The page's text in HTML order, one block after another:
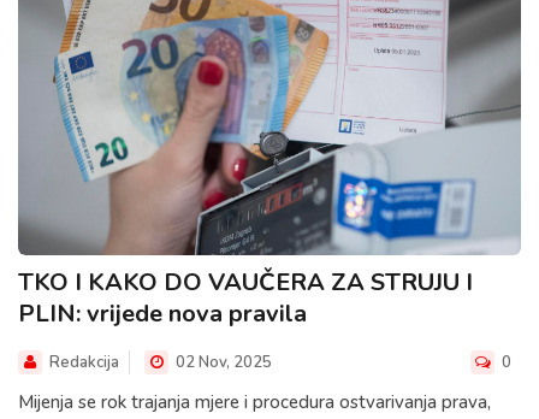
TKO I KAKO DO VAUČERA ZA STRUJU I
PLIN: vrijede nova pravila
Redakcija 02 Nov, 2025 0
Mijenja se rok trajanja mjere i procedura ostvarivanja prava,